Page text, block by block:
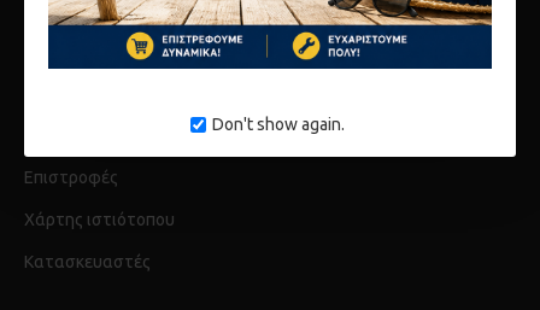
Don't show again.
Λογαριασμός
Ιστορικό Παραγγελίων
Επιστροφές
Χάρτης ιστιότοπου
Κατασκευαστές